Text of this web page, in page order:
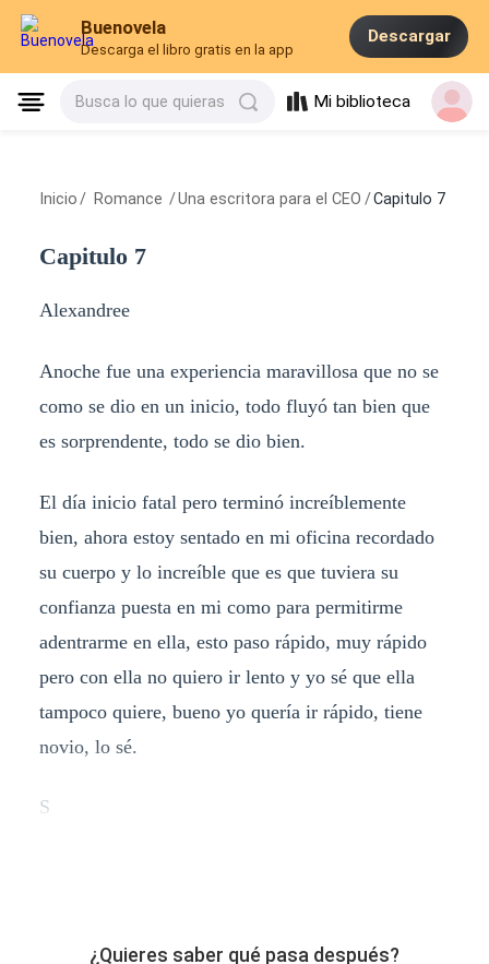
Buenovela
Descarga el libro gratis en la app
Descargar
Busca lo que quieras Mi biblioteca
Inicio / Romance /Una escritora para el CEO /Capitulo 7
Capitulo 7
Alexandree
Anoche fue una experiencia maravillosa que no se
como se dio en un inicio, todo fluyó tan bien que
es sorprendente, todo se dio bien.
El día inicio fatal pero terminó increíblemente
bien, ahora estoy sentado en mi oficina recordado
su cuerpo y lo increíble que es que tuviera su
confianza puesta en mi como para permitirme
adentrarme en ella, esto paso rápido, muy rápido
pero con ella no quiero ir lento y yo sé que ella
tampoco quiere, bueno yo quería ir rápido, tiene
novio, lo sé.
S
¿Quieres saber qué pasa después?